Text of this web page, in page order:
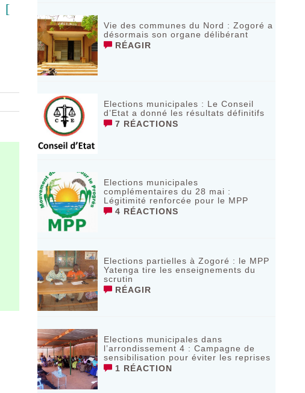
[
Vie des communes du Nord : Zogoré a
désormais son organe délibérant
RÉAGIR
Elections municipales : Le Conseil
d’Etat a donné les résultats définitifs
7 RÉACTIONS
Elections municipales
complémentaires du 28 mai :
Légitimité renforcée pour le MPP
4 RÉACTIONS
Elections partielles à Zogoré : le MPP
Yatenga tire les enseignements du
scrutin
RÉAGIR
Elections municipales dans
l’arrondissement 4 : Campagne de
sensibilisation pour éviter les reprises
1 RÉACTION